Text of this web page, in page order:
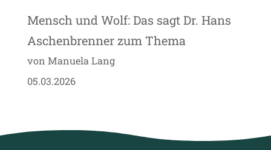
Mensch und Wolf: Das sagt Dr. Hans
Aschenbrenner zum Thema
von Manuela Lang
05.03.2026